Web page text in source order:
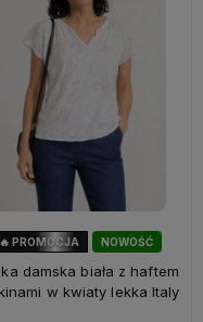
NOWOŚĆ
OKAZJA
🔥 PROMOCJA
damska biała z haftem
w kwiaty lekka Italy